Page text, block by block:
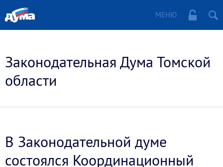
МЕНЮ
Законодательная Дума Томской
области
В Законодательной думе
состоялся Координационный